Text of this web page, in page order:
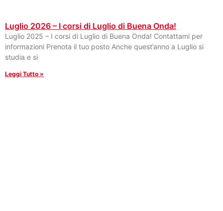
Luglio 2026 – I corsi di Luglio di Buena Onda!
Luglio 2025 – I corsi di Luglio di Buena Onda! Contattami per
informazioni Prenota il tuo posto Anche quest’anno a Luglio si
studia e si
Leggi Tutto »